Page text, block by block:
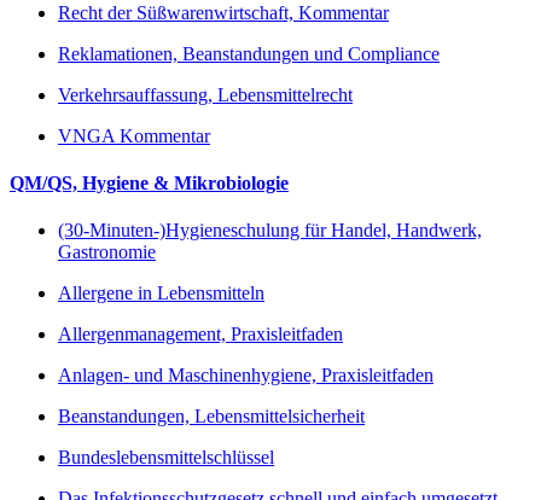
Recht der Süßwarenwirtschaft, Kommentar
Reklamationen, Beanstandungen und Compliance
Verkehrsauffassung, Lebensmittelrecht
VNGA Kommentar
QM/QS, Hygiene & Mikrobiologie
(30-Minuten-)Hygieneschulung für Handel, Handwerk,
Gastronomie
Allergene in Lebensmitteln
Allergenmanagement, Praxisleitfaden
Anlagen- und Maschinenhygiene, Praxisleitfaden
Beanstandungen, Lebensmittelsicherheit
Bundeslebensmittelschlüssel